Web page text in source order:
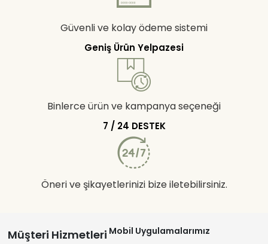
Güvenli ve kolay ödeme sistemi
Geniş Ürün Yelpazesi
Binlerce ürün ve kampanya seçeneği
7 / 24 DESTEK
Öneri ve şikayetlerinizi bize iletebilirsiniz.
Müşteri Hizmetleri Mobil Uygulamalarımız